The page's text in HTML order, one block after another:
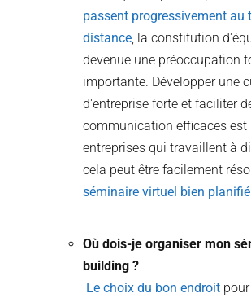
passent progressivement au
distance, la constitution
devenue une préoccupation
importante. Développer une
d'entreprise forte et faciliter
communication efficaces est
entreprises qui travaillent à
cela peut être facilement
séminaire virtuel bien planifié
Où dois-je organiser mon
building ?
Le choix du bon endroit